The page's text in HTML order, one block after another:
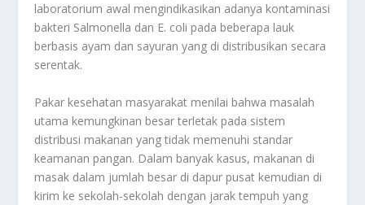
laboratorium awal mengindikasikan adanya kontaminasi
bakteri Salmonella dan E. coli pada beberapa lauk
berbasis ayam dan sayuran yang di distribusikan secara
serentak.
Pakar kesehatan masyarakat menilai bahwa masalah
utama kemungkinan besar terletak pada sistem
distribusi makanan yang tidak memenuhi standar
keamanan pangan. Dalam banyak kasus, makanan di
masak dalam jumlah besar di dapur pusat kemudian di
kirim ke sekolah-sekolah dengan jarak tempuh yang